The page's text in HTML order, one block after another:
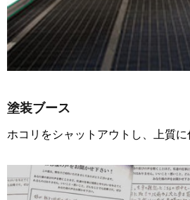
塗装ブース
ホコリをシャットアウトし、上質に